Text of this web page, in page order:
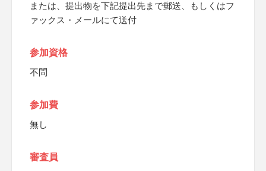
または、提出物を下記提出先まで郵送、もしくはフ
ァックス・メールにて送付
参加資格
不問
参加費
無し
審査員